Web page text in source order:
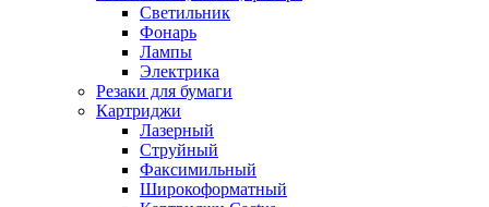
Светильник
Фонарь
Лампы
Электрика
Резаки для бумаги
Картриджи
Лазерный
Струйный
Факсимильный
Широкоформатный